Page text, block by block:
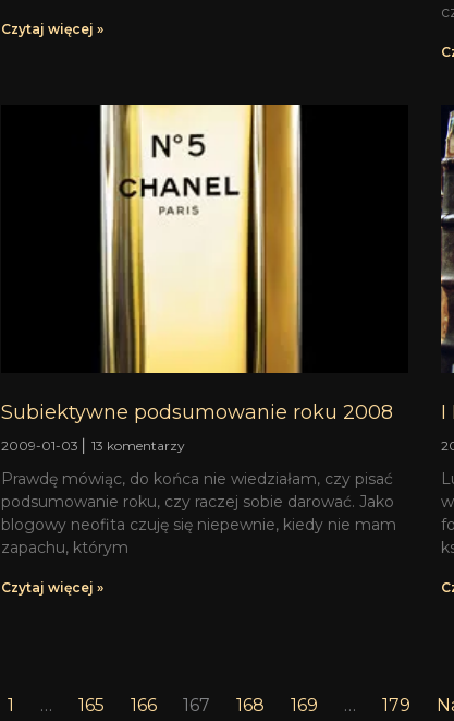
Czytaj więcej »
Subiektywne podsumowanie roku 2008
2009-01-03 13 komentarzy
Prawdę mówiąc, do końca nie wiedziałam, czy pisać
podsumowanie roku, czy raczej sobie darować. Jako
blogowy neofita czuję się niepewnie, kiedy nie mam
zapachu, którym
Czytaj więcej »
I
1 … 165 166 167 168 169 … 179